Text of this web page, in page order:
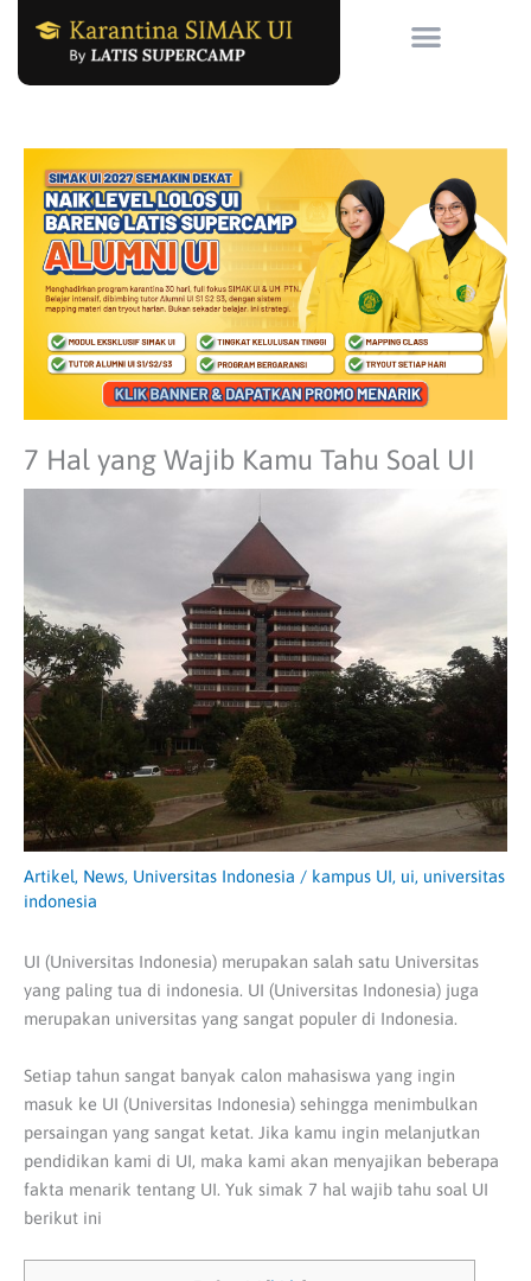
7 Hal yang Wajib Kamu Tahu Soal UI
Artikel, News, Universitas Indonesia / kampus UI, ui, universitas
indonesia
UI (Universitas Indonesia) merupakan salah satu Universitas
yang paling tua di indonesia. UI (Universitas Indonesia) juga
merupakan universitas yang sangat populer di Indonesia.
Setiap tahun sangat banyak calon mahasiswa yang ingin
masuk ke UI (Universitas Indonesia) sehingga menimbulkan
persaingan yang sangat ketat. Jika kamu ingin melanjutkan
pendidikan kami di UI, maka kami akan menyajikan beberapa
fakta menarik tentang UI. Yuk simak 7 hal wajib tahu soal UI
berikut ini